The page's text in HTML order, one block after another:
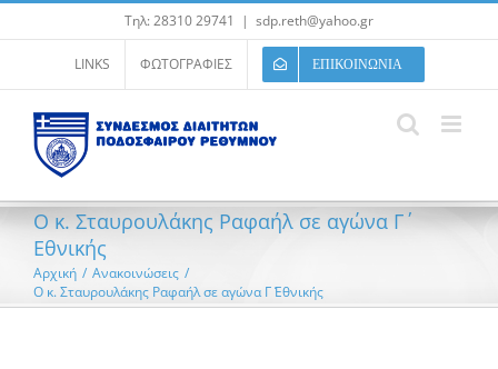
στο
περιεχόμενο
Τηλ: 28310 29741 | sdp.reth@yahoo.gr
LINKS ΦΩΤΟΓΡΑΦΙΕΣ ΕΠΙΚΟΙΝΩΝΙΑ
Ο κ. Σταυρουλάκης Ραφαήλ σε αγώνα Γ΄
Εθνικής
Αρχική / Ανακοινώσεις /
Ο κ. Σταυρουλάκης Ραφαήλ σε αγώνα Γ΄ Εθνικής